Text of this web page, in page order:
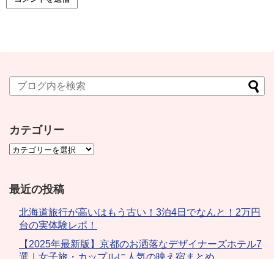
カテゴリー
最近の投稿
北海道旅行が高いはもう古い！3泊4日でなんと！2万円
台の実体験レポ！
【2025年最新版】京都のお洒落なデザイナーズホテル7
選｜女子旅・カップルに人気の映え宿まとめ